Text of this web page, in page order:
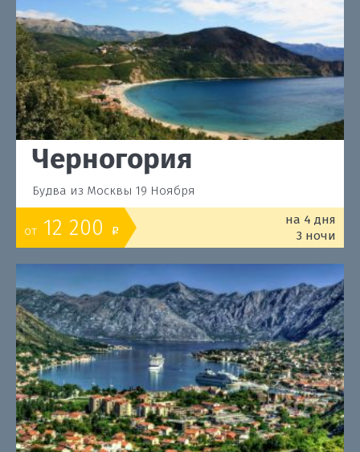
Черногория
Будва из Москвы 19 Ноября
от 12 200 o
на 4 дня
3 ночи